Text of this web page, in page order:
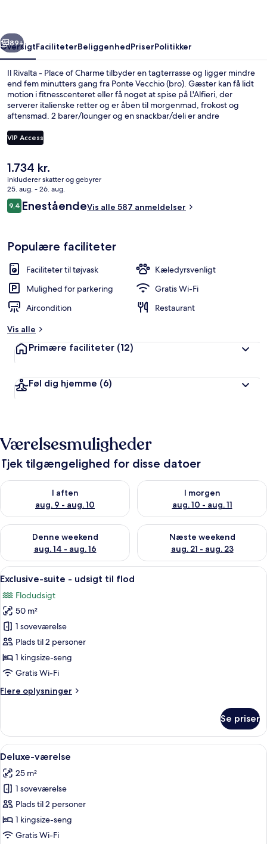
Næste
89+
OversigtFaciliteterBeliggenhedPriserPolitikker
Il Rivalta - Place of Charme tilbyder en tagterrasse og ligger mindre
end fem minutters gang fra Ponte Vecchio (bro). Gæster kan få lidt
motion i fitnesscenteret eller få noget at spise på L'Alfieri, der
serverer italienske retter og er åben til morgenmad, frokost og
aftensmad. 2 barer/lounger og en snackbar/deli er andre
med spredningseffekt og senge med Select Comfort-madrasser og
premium-sengetøj. Stedets hjælpsomme personale og morgenmad
ligger kun en kort gåtur væk: Unità Sporvognsstation ligger 9
minutter væk og Valfonda - Stazione Santa Maria Novella Station
ligger 11 minutter derfra.
VIP Access
Den
nuværende
pris
er
1.734 kr.
1.734 kr.
inkluderer skatter og gebyrer
25. aug. - 26. aug.
Anmeldelser
9,49,4 ud af 10.
EneståendeVis alle 587 anmeldelser
Populære faciliteter
Faciliteter til tøjvask
Kæledyrsvenligt
Mulighed for parkering
Gratis Wi-Fi
Aircondition
Restaurant
Vis alle
Primære faciliteter (12)
Føl dig hjemme (6)
Værelsesmuligheder
Tjek tilgængelighed for disse datoer
I aften
aug. 9 - aug. 10
Tjek tilgængelighed for i aften aug. 9 - aug. 10
I morgen
aug. 10 - aug. 11
Tjek tilgængelighed for i
Denne weekend
aug. 14 - aug. 16
Tjek tilgængelighed for denne weekend aug. 14 - aug. 16
Næste weekend
aug. 21 - aug. 23
Tjek tilgængelighed for næste
Indlæs
alle
billeder
af
Exclusive-
suite
-
udsigt
flod
En moderne hotellobby med en
10
Exclusive-suite - udsigt til flod
Flodudsigt
50 m²
1 soveværelse
Plads til 2 personer
1 kingsize-seng
Gratis Wi-Fi
Flere oplysninger
Flere
suite
udsigt
flod
Se priser
Indlæs
alle
billeder
af
Deluxe-
værelse
Et moderne hotelværelse med en
8
Deluxe-værelse
25 m²
1 soveværelse
Plads til 2 personer
1 kingsize-seng
Gratis Wi-Fi